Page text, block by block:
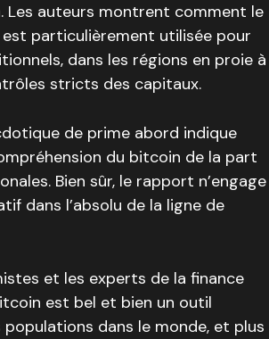
Les auteurs montrent comment le
particulièrement utilisée pour
dans les régions en proie à
stricts des capitaux.
de prime abord indique
du bitcoin de la part
Bien sûr, le rapport n’engage
dans l’absolu de la ligne de
et les experts de la finance
est bel et bien un outil
dans le monde, et plus